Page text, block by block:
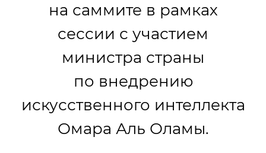
на саммите в рамках
сессии с участием
министра страны
по внедрению
искусственного интеллекта
Омара Аль Оламы.